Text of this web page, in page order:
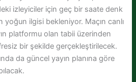
izleyiciler için geç bir saate denk
ilgisi bekleniyor. Maçın canlı
platformu olan tabii üzerinden
bir şekilde gerçekleştirilecek.
da güncel yayın planına göre